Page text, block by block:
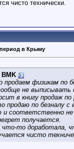
чисто технически.
в Крыму
BMK
физикам по
не выписывать
в книгу продаж
продаю по безналу с
и соответственно
получается.
то доработала,
чисто